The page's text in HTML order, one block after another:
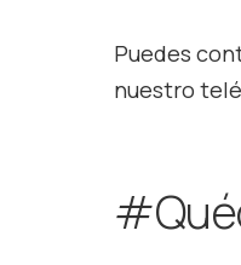
Puedes
nuestro